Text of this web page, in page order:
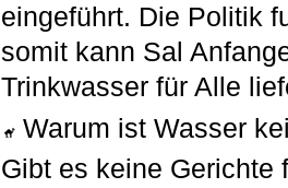
eingeführt. Die Politik
somit kann Sal
Trinkwasser für Alle
Warum ist Wasser
Gibt es keine Gerichte